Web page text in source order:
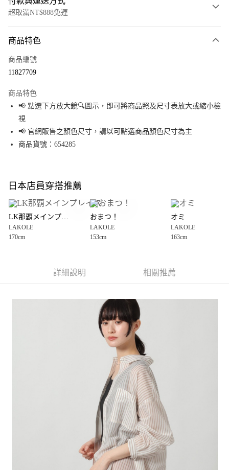
超取滿NT$888免運
信用卡一次付款
Apple Pay
街口支付
悠遊付
全盈+PAY
大哥付你分期
【大哥付你分期使用說明】
1.本服務由台灣大哥大提供，台灣大哥大用戶可立即使用無須另外申請。
2.付款方式選擇「大哥付你分期」，訂單成立後會自動跳轉到大哥付的交易
3.實際核准額度、可分期數及費用金額請依後續交易確認頁面所載為準。
4.訂單成立30分鐘內，如未前往確認交易或遇審核未通過，訂單將自動取
1.分期款項不併入電信帳單，「大哥付你分期」於每月結算日後寄送繳費提
2.透過簡訊連結打開帳單後，可選擇「超商條碼／台灣大直營門市／銀行轉
帳／街口支付／iPASS MONEY」等通路繳費。
1.本服務係由「台灣大哥大股份有限公司」（以下簡稱本公司）所提供，讓
用戶於交易時，得透過本服務購買商品或服務，並由商店將買賣／分期付款
買賣價金債權讓與本公司後，依約使用本公司帳單繳交帳款。
2.基於同意付款使用「大哥付你分期」之契約關係目的，商店將以您的個人
資料（包含姓名、電話或地址）提供予台灣大哥大進項蒐集、處理及利用，
由本公司與您本人進行分期帳單所需資料之確認、核對及更正。
3.完整用戶服務條款，請詳閱以下連結：https://oppay.tw/userRule
AFTEE先享後付
３．安心：先確認商品／服務後，再付款。
【「AFTEE先享後付」結帳流程】
１．於結帳方式選擇「AFTEE先享後付」後，將跳轉至「AFTEE先享後付」
結帳頁面，進行簡訊認證並確認金額後，即可完成結帳。
２．訂單成立數日內，您將收到繳費通知簡訊。
３．收到繳費通知簡訊後14天內，點擊此簡訊中的連結，可透過四大超商／
ATM／網路銀行／等多元方式進行付款，方視為交易完成。
※ 請注意：結帳手續完成當下不需立刻繳費，但若您需要取消訂單，請聯絡
購買商品的店家。未經商家同意取消之訂單仍視為有效，需透過AFTEE先享
※ 交易是否成功請以「AFTEE先享後付 」之結帳頁面顯示為準，若有關於
是否繳費成功／繳費後需取消欲退款等相關疑問，請聯繫「AFTEE先享後付
https://netprotections.freshdesk.com/support/home
１．透過由恩沛科技股份有限公司提供之「AFTEE先享後付」服務完成之交
易，需依本服務之必要範圍內提供個人資料，並將交易相關給付款項請求債
權轉讓予恩沛科技股份有限公司。
每筆NT$80，滿NT$888(含以上)免運費
每筆NT$80，滿NT$888(含以上)免運費
每筆NT$80，滿NT$1,500(含以上)免運費
每筆NT$80，滿NT$1,500(含以上)免運費
每筆NT$80，滿NT$1,500(含以上)免運費
商品特色
商品編號
11827709
商品特色
📢 點選下方放大鏡🔍圖示，即可將商品照及尺寸表放大或縮小檢
視
📢 官網販售之顏色尺寸，請以可點選商品顏色尺寸為主
商品貨號：654285
日本店員穿搭推薦
LK那覇メインプレイス
LAKOLE
170cm
おまつ！
LAKOLE
153cm
オミ
LAKOLE
163cm
詳細說明 相關推薦